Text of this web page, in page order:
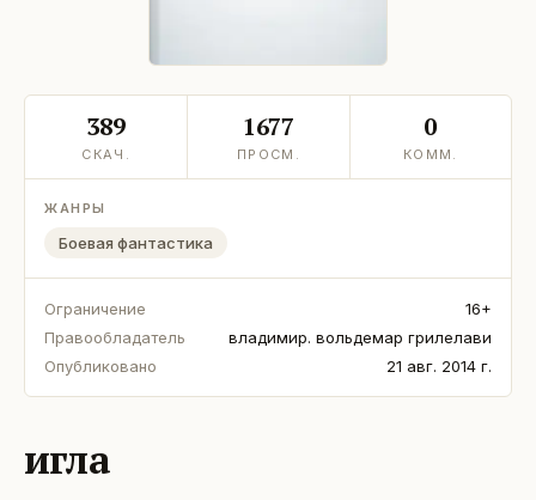
389
СКАЧ.
1677
ПРОСМ.
0
КОММ.
ЖАНРЫ
Боевая фантастика
Ограничение
16+
Правообладатель
владимир. вольдемар грилелави
Опубликовано
21 авг. 2014 г.
игла